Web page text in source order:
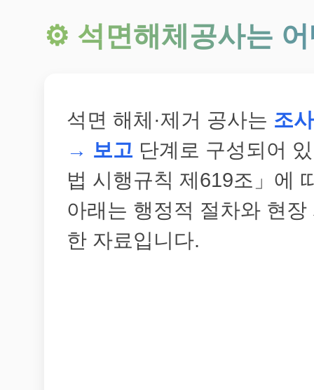
⚙️ 석면해체공사는
석면 해체·제거 공사는 조
→ 보고 단계로 구성되어
법 시행규칙 제619조」에
아래는 행정적 절차와 현
한 자료입니다.